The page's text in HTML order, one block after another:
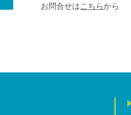
お問合せはこちらから